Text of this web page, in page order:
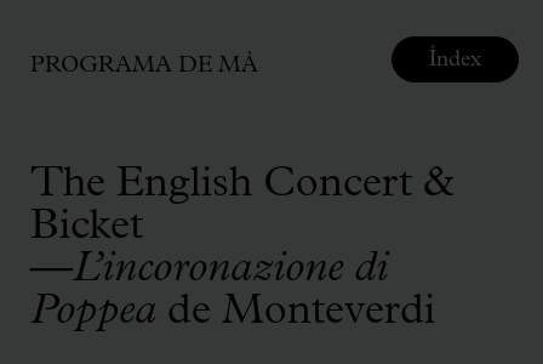
PROGRAMA DE MÀ
The English Concert &
Bicket
—L’incoronazione di
Poppea de Monteverdi
Índex